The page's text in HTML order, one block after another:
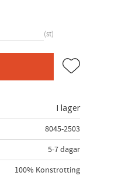
st
Lägg till i
I lager
8045-2503
5-7 dagar
100% Konstrotting